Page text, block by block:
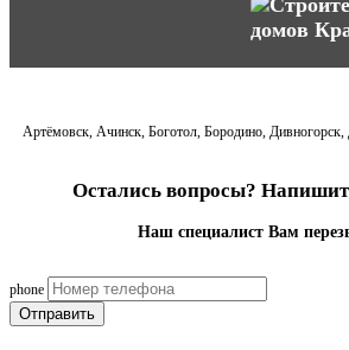
Артёмовск, Ачинск, Боготол, Бородино,
Остались вопросы?
Наш специалист Вам
phone
Отправить